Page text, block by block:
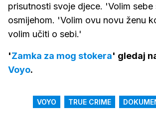
prisutnosti svoje djece. 'Volim
osmijehom. 'Volim ovu novu ženu
volim učiti o sebi.'
'Zamka za mog stokera' gledaj
Voyo.
VOYO TRUE CRIME